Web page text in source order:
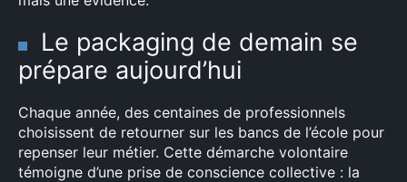
Le packaging de demain se
prépare aujourd’hui
Chaque année, des centaines de professionnels
choisissent de retourner sur les bancs de l’école pour
repenser leur métier. Cette démarche volontaire
témoigne d’une prise de conscience collective : la